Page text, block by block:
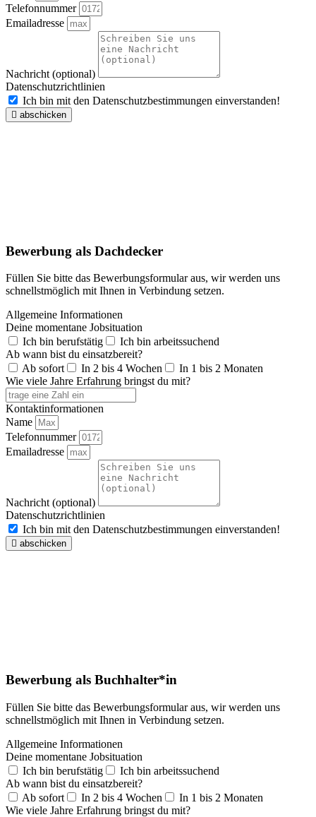
Telefonnummer
Emailadresse
Nachricht (optional)
Datenschutzrichtlinien
Ich bin mit den Datenschutzbestimmungen einverstanden!
abschicken
Bewerbung als Dachdecker
Füllen Sie bitte das Bewerbungsformular aus, wir werden uns
schnellstmöglich mit Ihnen in Verbindung setzen.
Allgemeine Informationen
Deine momentane Jobsituation
Ich bin berufstätig
Ich bin arbeitssuchend
Ab wann bist du einsatzbereit?
Ab sofort
In 2 bis 4 Wochen
In 1 bis 2 Monaten
Wie viele Jahre Erfahrung bringst du mit?
Kontaktinformationen
Name
Telefonnummer
Emailadresse
Nachricht (optional)
Datenschutzrichtlinien
Ich bin mit den Datenschutzbestimmungen einverstanden!
abschicken
Bewerbung als Buchhalter*in
Füllen Sie bitte das Bewerbungsformular aus, wir werden uns
schnellstmöglich mit Ihnen in Verbindung setzen.
Allgemeine Informationen
Deine momentane Jobsituation
Ich bin berufstätig
Ich bin arbeitssuchend
Ab wann bist du einsatzbereit?
Ab sofort
In 2 bis 4 Wochen
In 1 bis 2 Monaten
Wie viele Jahre Erfahrung bringst du mit?